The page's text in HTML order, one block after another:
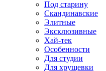
Под старину
Скандинавские
Элитные
Эксклюзивные
Хай-тек
Особенности
Для студии
Для хрущевки